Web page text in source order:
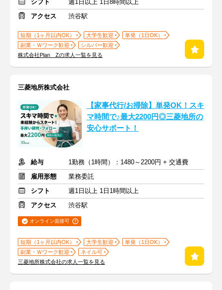
シフト
週1日以上 1日8時間以上
アクセス
渋谷駅
短期（1ヶ月以内OK） 大学生歓迎
単発（1日OK）
副業・Ｗワーク歓迎
シルバー歓迎
株式会社Plan Zの求人一覧を見る
三菱地所株式会社
【家事代行/お掃除】単発OK！スキ
マ時間で♪最大2200円◎三菱地所の
安心サポート！
給与
1勤務（1時間）：1480～2200円 + 交通費
雇用形態
業務委託
シフト
週1日以上 1日1時間以上
アクセス
渋谷駅
オンライン面接可
短期（1ヶ月以内OK） 大学生歓迎
単発（1日OK）
副業・Ｗワーク歓迎
ネイル可
三菱地所株式会社の求人一覧を見る